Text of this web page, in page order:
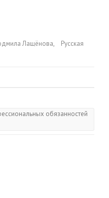
Лащёнова,
Русская
обязанностей